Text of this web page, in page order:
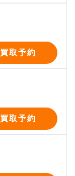
買取予約
買取予約